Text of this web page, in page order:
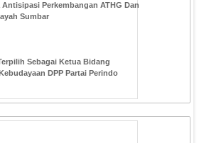
Perkembangan ATHG Dan
Sumbar
Sebagai Ketua Bidang
DPP Partai Perindo